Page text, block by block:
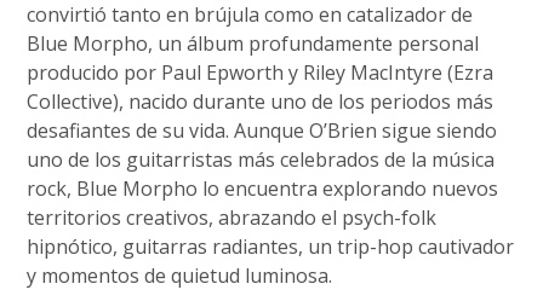
convirtió tanto en brújula como en catalizador de
Blue Morpho, un álbum profundamente personal
producido por Paul Epworth y Riley MacIntyre (Ezra
Collective), nacido durante uno de los periodos más
desafiantes de su vida. Aunque O’Brien sigue siendo
uno de los guitarristas más celebrados de la música
rock, Blue Morpho lo encuentra explorando nuevos
territorios creativos, abrazando el psych-folk
hipnótico, guitarras radiantes, un trip-hop cautivador
y momentos de quietud luminosa.